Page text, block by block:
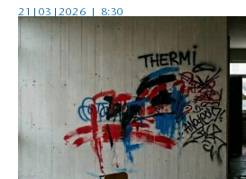
21|03|2026 | 8:30